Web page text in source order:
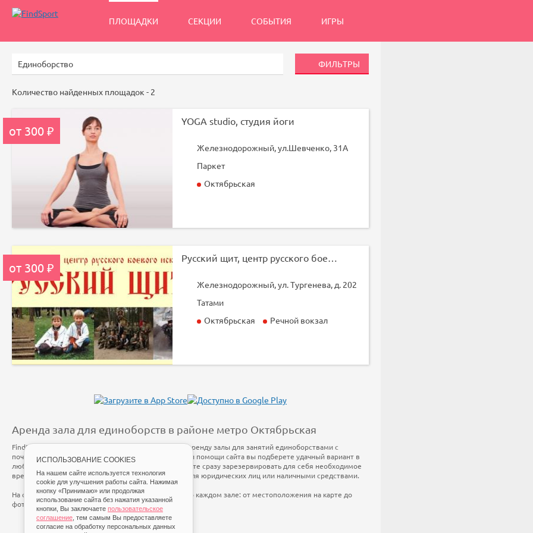
ИСПОЛЬЗОВАНИЕ COOKIES
На нашем сайте используется технология
cookie для улучшения работы сайта. Нажимая
кнопку «Принимаю» или продолжая
использование сайта без нажатия указанной
кнопки, Вы заключаете пользовательское
соглашение , тем самым Вы предоставляете
согласие на обработку персональных данных
ПЛОЩАДКИ СЕКЦИИ СОБЫТИЯ ИГРЫ
ФИЛЬТРЫ
Аренда зала для единоборств в районе метро Октябрьская
FindSport.ru дает вам возможность найти и снять в аренду залы для занятий единоборствами с
почасовой оплатой в районе метро Октябрьская. При помощи сайта вы подберете удачный вариант в
любом подходящем для вас месте. Также, вы сможете сразу зарезервировать для себя необходимое
время и оплатить онлайн, безналичным платежом для юридических лиц или наличными средствами.
На сайте FindSport.ru мы собрали всю информацию о каждом зале: от местоположения на карте до
фотографий и стоимости занятий.
Количество найденных площадок - 2
YOGA studio, студия йоги
от 300 ₽
Железнодорожный, ул.Шевченко, 31А
Паркет
Октябрьская
Русский щит, центр русского боевого искусства (Зал 3)
от 300 ₽
Железнодорожный, ул. Тургенева, д. 202
Татами
Октябрьская
Речной вокзал